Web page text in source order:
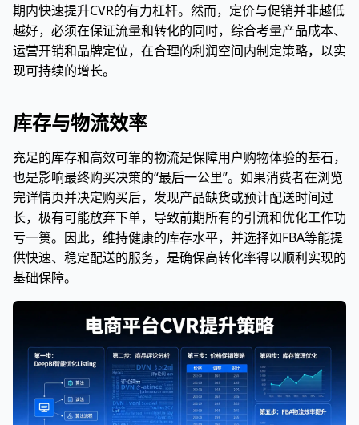
期内快速提升CVR的有力杠杆。然而，定价与促销并非越低
越好，必须在保证流量和转化的同时，综合考量产品成本、
运营开销和品牌定位，在合理的利润空间内制定策略，以实
现可持续的增长。
库存与物流效率
充足的库存和高效可靠的物流是保障用户购物体验的基石，
也是影响最终购买决策的“最后一公里”。如果消费者在浏览
完详情页并决定购买后，发现产品缺货或预计配送时间过
长，极有可能放弃下单，导致前期所有的引流和优化工作功
亏一篑。因此，维持健康的库存水平，并选择如FBA等能提
供快速、稳定配送的服务，是确保高转化率得以顺利实现的
基础保障。